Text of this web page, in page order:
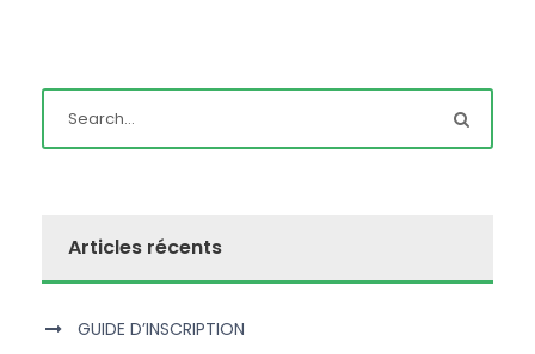
Articles récents
GUIDE D’INSCRIPTION